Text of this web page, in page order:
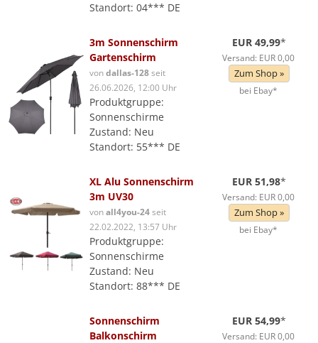
Standort: 04*** DE
3m Sonnenschirm
Gartenschirm
vondallas-128seit
26.06.2026, 12:00 Uhr
Produktgruppe:
Sonnenschirme
Zustand: Neu
Standort: 55*** DE
EUR 49,99*
Versand: EUR 0,00
Zum Shop »
bei Ebay*
XL Alu Sonnenschirm
3m UV30
vonall4you-24seit
22.02.2022, 13:57 Uhr
Produktgruppe:
Sonnenschirme
Zustand: Neu
Standort: 88*** DE
EUR 51,98*
Versand: EUR 0,00
Zum Shop »
bei Ebay*
Sonnenschirm
Balkonschirm
EUR 54,99*
Versand: EUR 0,00